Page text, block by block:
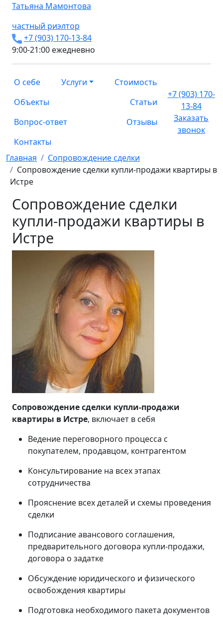
Татьяна Мамонтова
частный риэлтор
+7 (903) 170-13-84
9:00-21:00 ежедневно
О себе Услуги
Стоимость
Объекты
Статьи
Вопрос-ответ
Отзывы
Контакты
+7 (903) 170-
13-84
Заказать
звонок
Главная
Сопровождение сделки
Сопровождение сделки купли-продажи квартиры в
Истре
Сопровождение сделки
купли-продажи квартиры в
Истре
Сопровождение сделки купли-продажи
квартиры в Истре, включает в себя
Ведение переговорного процесса с
покупателем, продавцом, контрагентом
Консультирование на всех этапах
сотрудничества
Прояснение всех деталей и схемы проведения
сделки
Подписание авансового соглашения,
предварительного договора купли-продажи,
договора о задатке
Обсуждение юридического и физического
освобождения квартиры
Подготовка необходимого пакета документов